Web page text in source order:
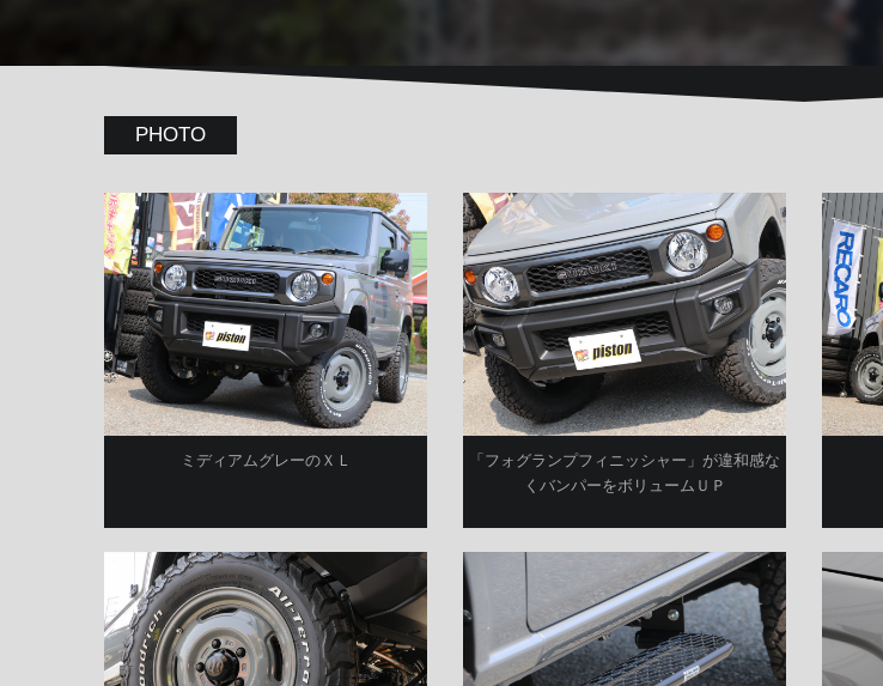
PHOTO
ミディアムグレーのＸＬ
「フォグランプフィニッシャー」が違和感な
くバンパーをボリュームＵＰ